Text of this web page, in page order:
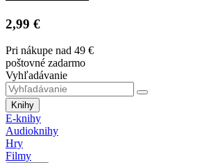
2,99 €
Pri nákupe nad 49 €
poštovné zadarmo
Vyhľadávanie
Knihy
E-knihy
Audioknihy
Hry
Filmy